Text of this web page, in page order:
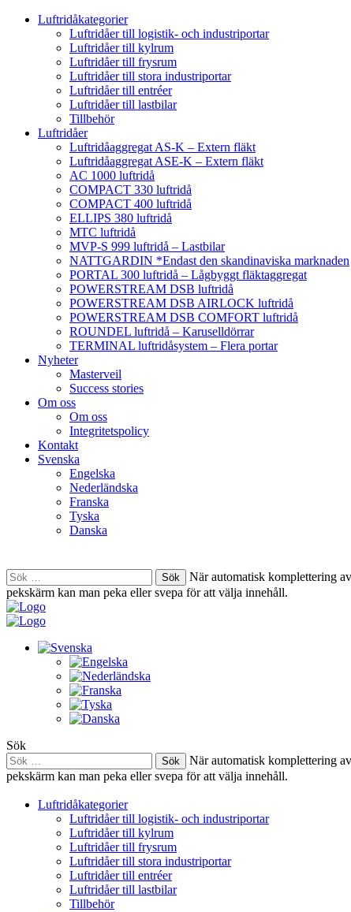
Luftridåkategorier
Luftridåer till logistik- och industriportar
Luftridåer till kylrum
Luftridåer till frysrum
Luftridåer till stora industriportar
Luftridåer till entréer
Luftridåer till lastbilar
Tillbehör
Luftridåer
Luftridåaggregat AS-K – Extern fläkt
Luftridåaggregat ASE-K – Extern fläkt
AC 1000 luftridå
COMPACT 330 luftridå
COMPACT 400 luftridå
ELLIPS 380 luftridå
MTC luftridå
MVP-S 999 luftridå – Lastbilar
NATTGARDIN *Endast den skandinaviska marknaden
PORTAL 300 luftridå – Lågbyggt fläktaggregat
POWERSTREAM DSB luftridå
POWERSTREAM DSB AIRLOCK luftridå
POWERSTREAM DSB COMFORT luftridå
ROUNDEL luftridå – Karuselldörrar
TERMINAL luftridåsystem – Flera portar
Nyheter
Masterveil
Success stories
Om oss
Om oss
Integritetspolicy
Kontakt
Svenska
Engelska
Nederländska
Franska
Tyska
Danska
Sök
efter:
När automatisk komplettering
pekskärm kan man peka eller svepa för att välja innehåll.
Sök
Sök
efter:
När automatisk komplettering
pekskärm kan man peka eller svepa för att välja innehåll.
Luftridåkategorier
Luftridåer till logistik- och industriportar
Luftridåer till kylrum
Luftridåer till frysrum
Luftridåer till stora industriportar
Luftridåer till entréer
Luftridåer till lastbilar
Tillbehör